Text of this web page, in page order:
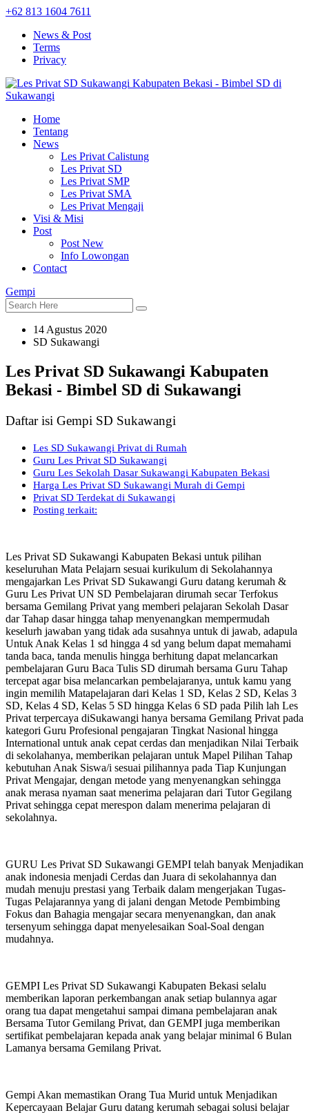
+62 813 1604 7611
News & Post
Terms
Privacy
Home
Tentang
News
Les Privat Calistung
Les Privat SD
Les Privat SMP
Les Privat SMA
Les Privat Mengaji
Visi & Misi
Post
Post New
Info Lowongan
Contact
Gempi
14 Agustus 2020
SD Sukawangi
Les Privat SD Sukawangi Kabupaten
Bekasi - Bimbel SD di Sukawangi
Daftar isi Gempi SD Sukawangi
Les SD Sukawangi Privat di Rumah
Guru Les Privat SD Sukawangi
Guru Les Sekolah Dasar Sukawangi Kabupaten Bekasi
Harga Les Privat SD Sukawangi Murah di Gempi
Privat SD Terdekat di Sukawangi
Posting terkait:
Les Privat SD Sukawangi Kabupaten Bekasi untuk pilihan
keseluruhan Mata Pelajarn sesuai kurikulum di Sekolahannya
mengajarkan Les Privat SD Sukawangi Guru datang kerumah &
Guru Les Privat UN SD Pembelajaran dirumah secar Terfokus
bersama Gemilang Privat yang memberi pelajaran Sekolah Dasar
dar Tahap dasar hingga tahap menyenangkan mempermudah
keselurh jawaban yang tidak ada susahnya untuk di jawab, adapula
Untuk Anak Kelas 1 sd hingga 4 sd yang belum dapat memahami
tanda baca, tanda menulis hingga berhitung dapat melancarkan
pembelajaran Guru Baca Tulis SD dirumah bersama Guru Tahap
tercepat agar bisa melancarkan pembelajaranya, untuk kamu yang
ingin memilih Matapelajaran dari Kelas 1 SD, Kelas 2 SD, Kelas 3
SD, Kelas 4 SD, Kelas 5 SD hingga Kelas 6 SD pada Pilih lah Les
Privat terpercaya diSukawangi hanya bersama Gemilang Privat pada
kategori Guru Profesional pengajaran Tingkat Nasional hingga
International untuk anak cepat cerdas dan menjadikan Nilai Terbaik
di sekolahanya, memberikan pelajaran untuk Mapel Pilihan Tahap
kebutuhan Anak Siswa/i sesuai pilihannya pada Tiap Kunjungan
Privat Mengajar, dengan metode yang menyenangkan sehingga
anak merasa nyaman saat menerima pelajaran dari Tutor Gegilang
Privat sehingga cepat merespon dalam menerima pelajaran di
sekolahnya.
GURU Les Privat SD Sukawangi GEMPI telah banyak Menjadikan
anak indonesia menjadi Cerdas dan Juara di sekolahannya dan
mudah menuju prestasi yang Terbaik dalam mengerjakan Tugas-
Tugas Pelajarannya yang di jalani dengan Metode Pembimbing
Fokus dan Bahagia mengajar secara menyenangkan, dan anak
tersenyum sehingga dapat menyelesaikan Soal-Soal dengan
mudahnya.
GEMPI Les Privat SD Sukawangi Kabupaten Bekasi selalu
memberikan laporan perkembangan anak setiap bulannya agar
orang tua dapat mengetahui sampai dimana pembelajaran anak
Bersama Tutor Gemilang Privat, dan GEMPI juga memberikan
sertifikat pembelajaran kepada anak yang belajar minimal 6 Bulan
Lamanya bersama Gemilang Privat.
Gempi Akan memastikan Orang Tua Murid untuk Menjadikan
Kepercayaan Belajar Guru datang kerumah sebagai solusi belajar